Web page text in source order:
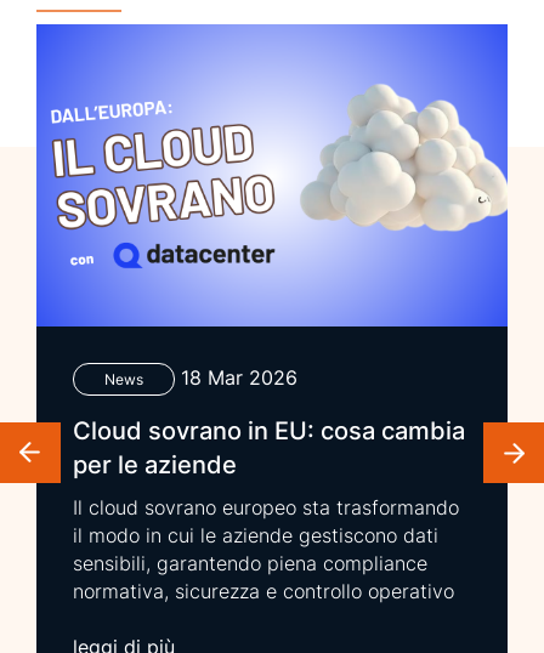
News 18 Mar 2026
Cloud sovrano in EU: cosa cambia
per le aziende
Il cloud sovrano europeo sta trasformando
il modo in cui le aziende gestiscono dati
sensibili, garantendo piena compliance
normativa, sicurezza e controllo operativo
anni la gestione dei dati e delle
leggi di più